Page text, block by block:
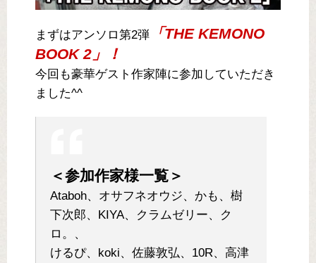
まずはアンソロ第2弾
「THE KEMONO
BOOK 2」！
今回も豪華ゲスト作家陣に参加していただき
ました^^
＜参加作家様一覧＞
Ataboh、オサフネオウジ、かも、樹
下次郎、KIYA、クラムゼリー、ク
ロ。、
けるぴ、koki、佐藤敦弘、10R、高津